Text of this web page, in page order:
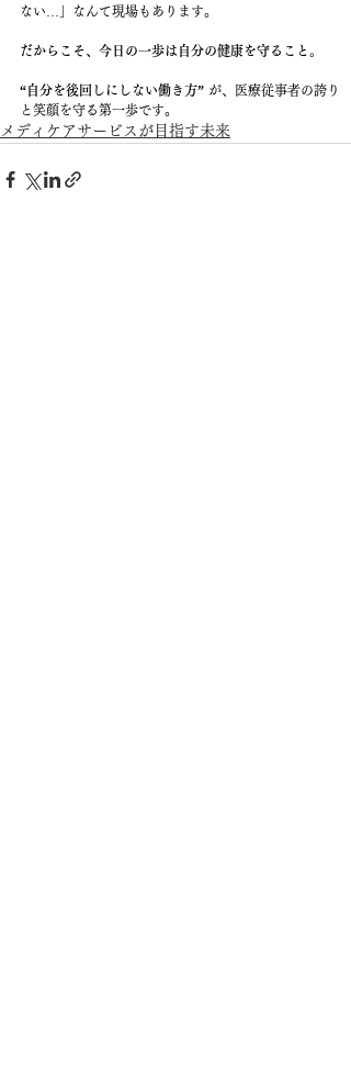
ない…」なんて現場もあります。
だからこそ、今日の一歩は自分の健康を守ること。
“自分を後回しにしない働き方” が、医療従事者の誇り
と笑顔を守る第一歩です。
メディケアサービスが目指す未来